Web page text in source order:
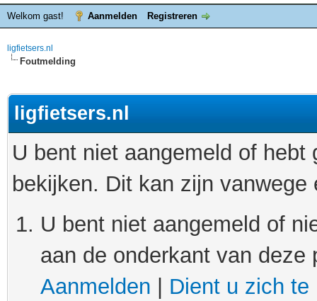
Welkom gast! Aanmelden Registreren
ligfietsers.nl
Foutmelding
ligfietsers.nl
U bent niet aangemeld of
bekijken. Dit kan zijn
U bent niet aangemeld of
aan de onderkant van
Aanmelden
Dient u zich te